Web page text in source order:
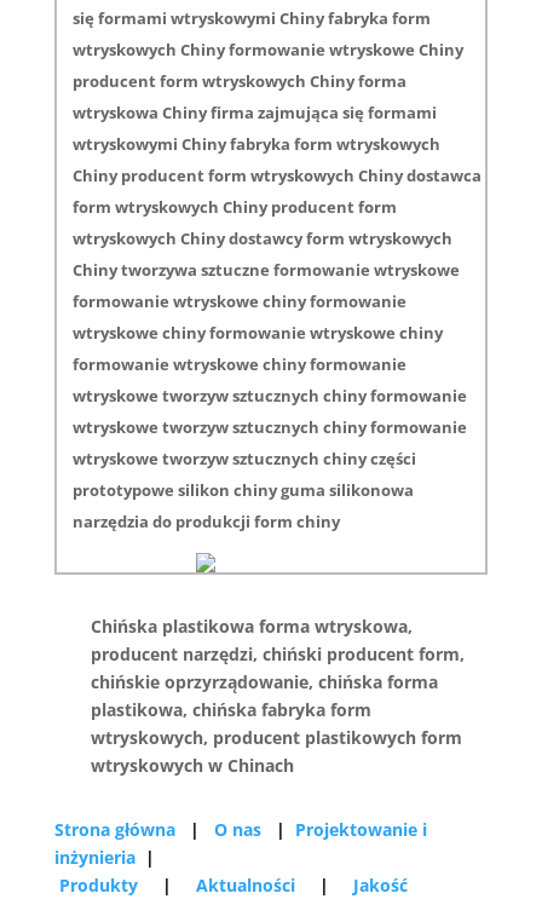
się formami wtryskowymi Chiny fabryka form
wtryskowych Chiny formowanie wtryskowe Chiny
producent form wtryskowych Chiny forma
wtryskowa Chiny firma zajmująca się formami
wtryskowymi Chiny fabryka form wtryskowych
Chiny producent form wtryskowych Chiny dostawca
form wtryskowych Chiny producent form
wtryskowych Chiny dostawcy form wtryskowych
Chiny tworzywa sztuczne formowanie wtryskowe
formowanie wtryskowe chiny formowanie
wtryskowe chiny formowanie wtryskowe chiny
formowanie wtryskowe chiny formowanie
wtryskowe tworzyw sztucznych chiny formowanie
wtryskowe tworzyw sztucznych chiny formowanie
wtryskowe tworzyw sztucznych chiny części
prototypowe silikon chiny guma silikonowa
narzędzia do produkcji form chiny
Chińska plastikowa forma wtryskowa,
producent narzędzi, chiński producent form,
chińskie oprzyrządowanie, chińska forma
plastikowa, chińska fabryka form
wtryskowych, producent plastikowych form
wtryskowych w Chinach
Strona główna | O nas | Projektowanie i
inżynieria|
Produkty
| Aktualności| Jakość